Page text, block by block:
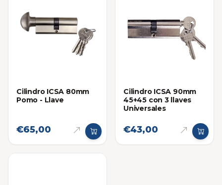
Cilindro ICSA 80mm
Pomo - Llave
€65,00
Cilindro ICSA 90mm
45+45 con 3 llaves
Universales
€43,00